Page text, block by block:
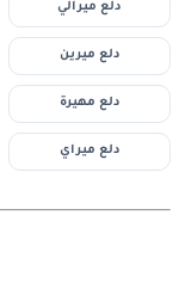
دلع ميرالي
دلع ميرين
دلع مهيرة
دلع ميراي